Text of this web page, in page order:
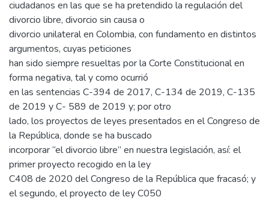
ciudadanos en las que se ha pretendido la regulación del
divorcio libre, divorcio sin causa o
divorcio unilateral en Colombia, con fundamento en distintos
argumentos, cuyas peticiones
han sido siempre resueltas por la Corte Constitucional en
forma negativa, tal y como ocurrió
en las sentencias C-394 de 2017, C-134 de 2019, C-135
de 2019 y C- 589 de 2019 y; por otro
lado, los proyectos de leyes presentados en el Congreso de
la República, donde se ha buscado
incorporar “el divorcio libre” en nuestra legislación, así: el
primer proyecto recogido en la ley
C408 de 2020 del Congreso de la República que fracasó; y
el segundo, el proyecto de ley C050